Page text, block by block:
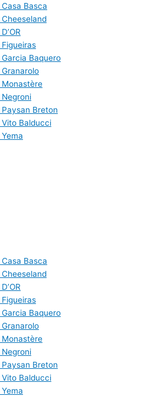
Basca
Baquero
Monastère
Breton
Balducci
Basca
Baquero
Monastère
Breton
Balducci